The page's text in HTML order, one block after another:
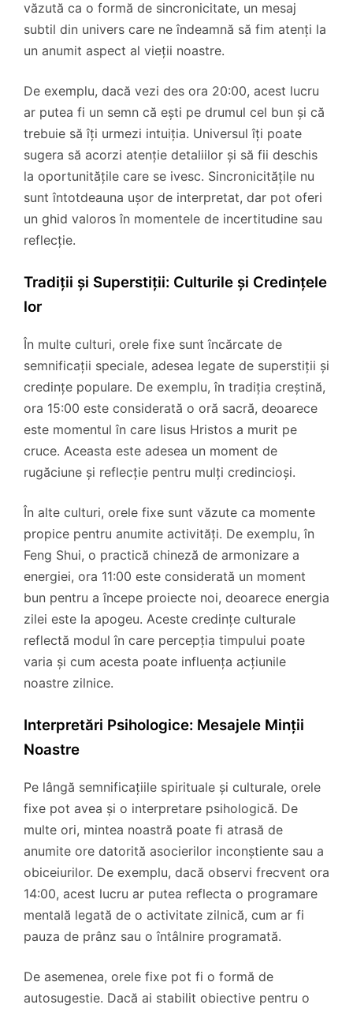
văzută ca o formă de sincronicitate, un mesaj
subtil din univers care ne îndeamnă să fim atenți la
un anumit aspect al vieții noastre.
De exemplu, dacă vezi des ora 20:00, acest lucru
ar putea fi un semn că ești pe drumul cel bun și că
trebuie să îți urmezi intuiția. Universul îți poate
sugera să acorzi atenție detaliilor și să fii deschis
la oportunitățile care se ivesc. Sincronicitățile nu
sunt întotdeauna ușor de interpretat, dar pot oferi
un ghid valoros în momentele de incertitudine sau
reflecție.
Tradiții și Superstiții: Culturile și Credințele
lor
În multe culturi, orele fixe sunt încărcate de
semnificații speciale, adesea legate de superstiții și
credințe populare. De exemplu, în tradiția creștină,
ora 15:00 este considerată o oră sacră, deoarece
este momentul în care Iisus Hristos a murit pe
cruce. Aceasta este adesea un moment de
rugăciune și reflecție pentru mulți credincioși.
În alte culturi, orele fixe sunt văzute ca momente
propice pentru anumite activități. De exemplu, în
Feng Shui, o practică chineză de armonizare a
energiei, ora 11:00 este considerată un moment
bun pentru a începe proiecte noi, deoarece energia
zilei este la apogeu. Aceste credințe culturale
reflectă modul în care percepția timpului poate
varia și cum acesta poate influența acțiunile
noastre zilnice.
Interpretări Psihologice: Mesajele Minții
Noastre
Pe lângă semnificațiile spirituale și culturale, orele
fixe pot avea și o interpretare psihologică. De
multe ori, mintea noastră poate fi atrasă de
anumite ore datorită asocierilor inconștiente sau a
obiceiurilor. De exemplu, dacă observi frecvent ora
14:00, acest lucru ar putea reflecta o programare
mentală legată de o activitate zilnică, cum ar fi
pauza de prânz sau o întâlnire programată.
De asemenea, orele fixe pot fi o formă de
autosugestie. Dacă ai stabilit obiective pentru o